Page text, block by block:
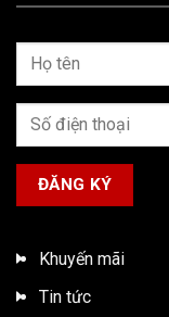
Khuyến mãi
Tin tức